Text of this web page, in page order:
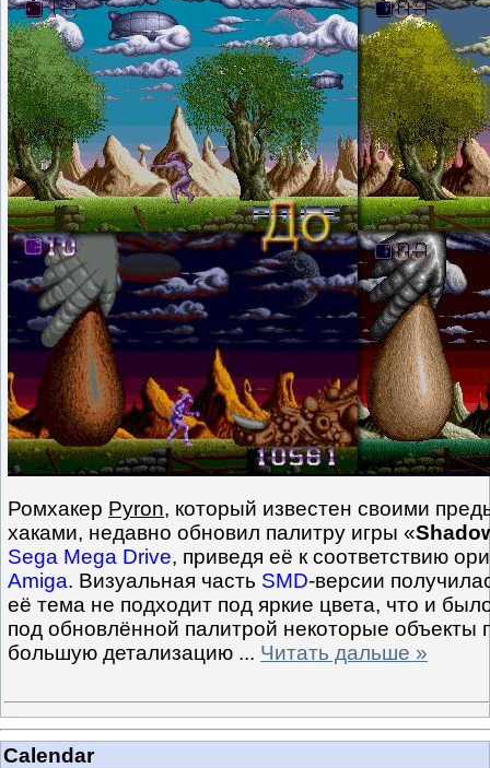
Ромхакер Pyron, который известен своими
хаками, недавно обновил палитру игры «
Sega Mega Drive, приведя её к соответствию
Amiga. Визуальная часть SMD-версии
её тема не подходит под яркие цвета, что и
под обновлённой палитрой некоторые объекты
большую детализацию ... Читать дальше »
Calendar